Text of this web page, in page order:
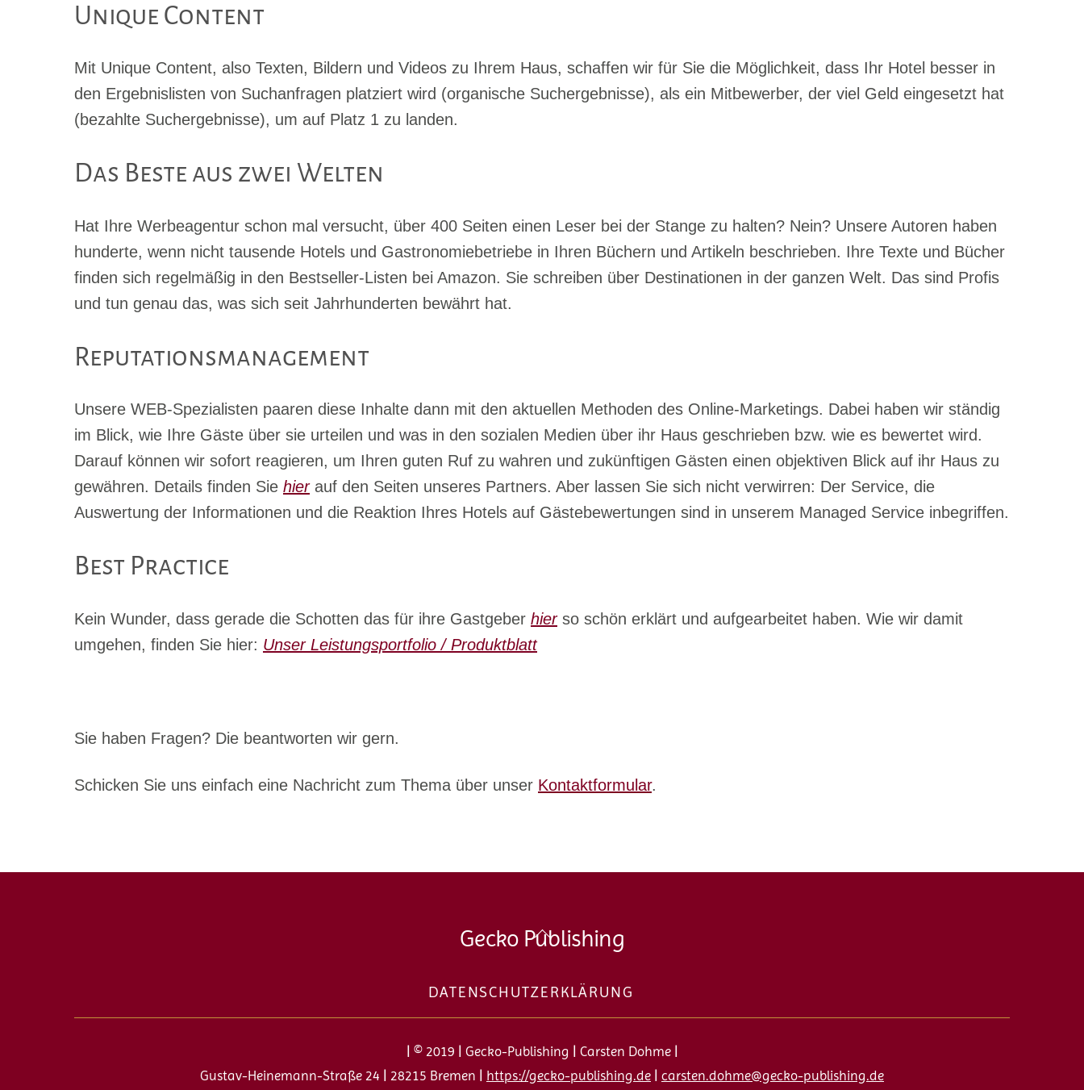
Unique Content
Mit Unique Content, also Texten, Bildern und Videos zu Ihrem Haus, schaffen wir für Sie die Möglichkeit, dass Ihr Hotel besser in
den Ergebnislisten von Suchanfragen platziert wird (organische Suchergebnisse), als ein Mitbewerber, der viel Geld eingesetzt hat
(bezahlte Suchergebnisse), um auf Platz 1 zu landen.
Das Beste aus zwei Welten
Hat Ihre Werbeagentur schon mal versucht, über 400 Seiten einen Leser bei der Stange zu halten? Nein? Unsere Autoren haben
hunderte, wenn nicht tausende Hotels und Gastronomiebetriebe in Ihren Büchern und Artikeln beschrieben. Ihre Texte und Bücher
finden sich regelmäßig in den Bestseller-Listen bei Amazon. Sie schreiben über Destinationen in der ganzen Welt. Das sind Profis
und tun genau das, was sich seit Jahrhunderten bewährt hat.
Reputationsmanagement
Unsere WEB-Spezialisten paaren diese Inhalte dann mit den aktuellen Methoden des Online-Marketings. Dabei haben wir ständig
im Blick, wie Ihre Gäste über sie urteilen und was in den sozialen Medien über ihr Haus geschrieben bzw. wie es bewertet wird.
Darauf können wir sofort reagieren, um Ihren guten Ruf zu wahren und zukünftigen Gästen einen objektiven Blick auf ihr Haus zu
gewähren. Details finden Sie hierauf den Seiten unseres Partners. Aber lassen Sie sich nicht verwirren: Der Service, die
Auswertung der Informationen und die Reaktion Ihres Hotels auf Gästebewertungen sind in unserem Managed Service inbegriffen.
Best Practice
Kein Wunder, dass gerade die Schotten das für ihre Gastgeber hierso schön erklärt und aufgearbeitet haben. Wie wir damit
umgehen, finden Sie hier: Unser Leistungsportfolio / Produktblatt
Sie haben Fragen? Die beantworten wir gern.
Schicken Sie uns einfach eine Nachricht zum Thema über unser Kontaktformular.
Back
Top
Gecko Publishing
DATENSCHUTZERKLÄRUNG
| © 2019 | Gecko-Publishing | Carsten Dohme |
Gustav-Heinemann-Straße 24 | 28215 Bremen | https://gecko-publishing.de | carsten.dohme@gecko-publishing.de